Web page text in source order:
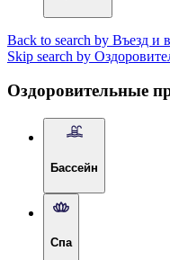
Back to search by Въезд и
Skip search by
Оздоровительные
Бассейн
Спа